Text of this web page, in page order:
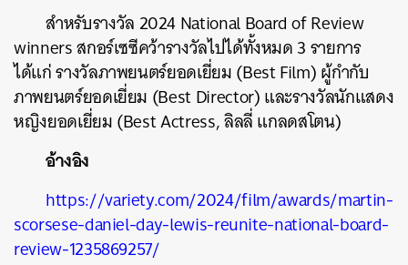
สำหรับรางวัล 2024 National Board of Review
winners สกอร์เซซีคว้ารางวัลไปได้ทั้งหมด 3 รายการ
ได้แก่ รางวัลภาพยนตร์ยอดเยี่ยม (Best Film) ผู้กำกับ
ภาพยนตร์ยอดเยี่ยม (Best Director) และรางวัลนักแสดง
หญิงยอดเยี่ยม (Best Actress, ลิลลี่ แกลดสโตน)
อ้างอิง
https://variety.com/2024/film/awards/martin-
scorsese-daniel-day-lewis-reunite-national-board-
review-1235869257/
SHARE TWEET LINE EMAIL